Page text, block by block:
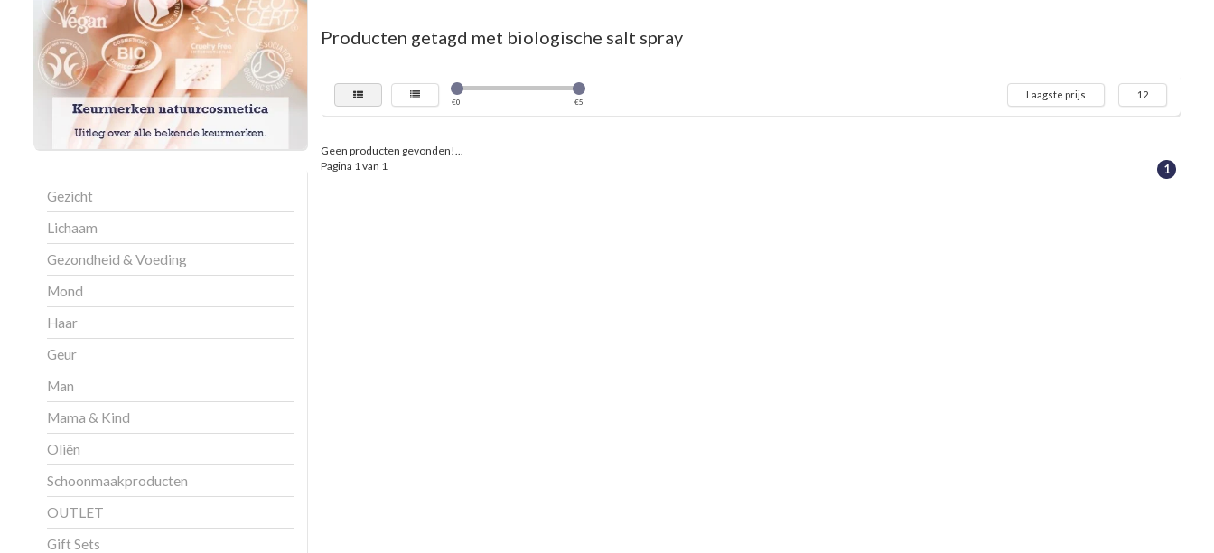
Gezicht
Lichaam
Gezondheid & Voeding
Mond
Haar
Geur
Man
Mama & Kind
Oliën
Schoonmaakproducten
OUTLET
Gift Sets
Producten getagd met biologische salt spray
€0 €5
Laagste prijs 12
Geen producten gevonden!...
Pagina 1 van 1
1